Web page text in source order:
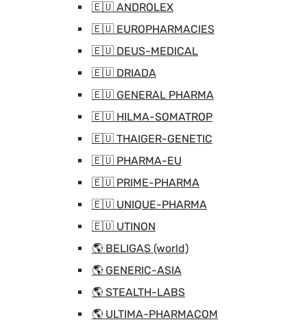
🇪🇺 ANDROLEX
🇪🇺 EUROPHARMACIES
🇪🇺 DEUS-MEDICAL
🇪🇺 DRIADA
🇪🇺 GENERAL PHARMA
🇪🇺 HILMA-SOMATROP
🇪🇺 THAIGER-GENETIC
🇪🇺 PHARMA-EU
🇪🇺 PRIME-PHARMA
🇪🇺 UNIQUE-PHARMA
🇪🇺 UTINON
🌎 BELIGAS (world)
🌎 GENERIC-ASIA
🌎 STEALTH-LABS
🌎 ULTIMA-PHARMACOM